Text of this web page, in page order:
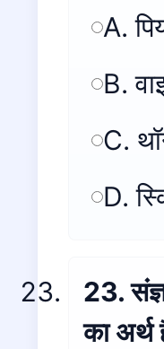
A.
B.
C.
D.
23.
का